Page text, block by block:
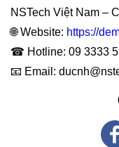
NSTech Việt Nam –
🌐 Website: https://
☎ Hotline: 09 3333
📧 Email: